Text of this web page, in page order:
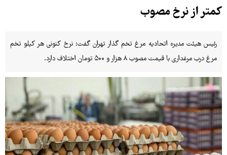
کمتر از نرخ مصوب
رئیس هیئت مدیره اتحادیه مرغ تخم گذار تهران گفت: نرخ کنونی هر کیلو تخم
مرغ درب مرغداری با قیمت مصوب ۸ هزار و ۵۰۰ تومان اختلاف دارد.